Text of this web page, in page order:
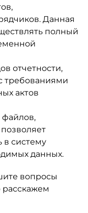
Данная
полный
отчетности,
требованиями
актов
позволяет
в систему
данных.
вопросы